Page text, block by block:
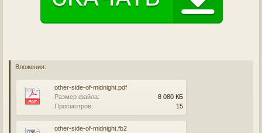
Вложения:
other-side-of-midnight.pdf
Размер файла:
8 080 КБ
Просмотров:
15
other-side-of-midnight.fb2